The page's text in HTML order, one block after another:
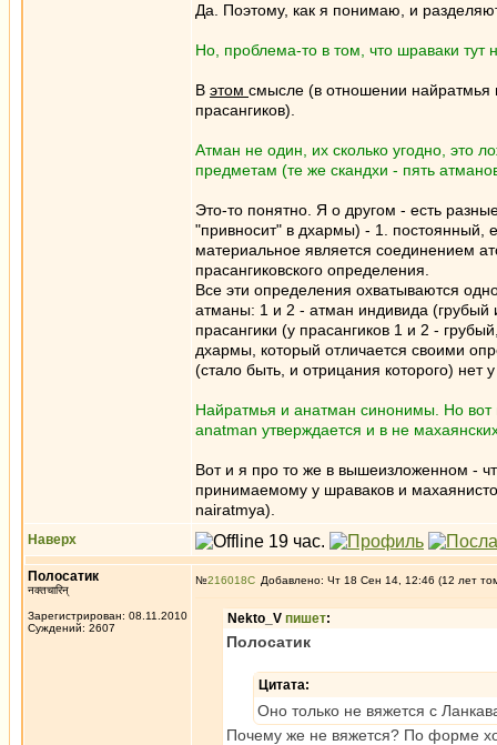
Да. Поэтому, как я понимаю, и
Но, проблема-то в том, что шраваки тут
В этом смысле (в отношении найратмья
прасангиков).
Атман не один, их сколько угодно, это
предметам (те же скандхи - пять
Это-то понятно. Я о другом - есть
"привносит" в дхармы) - 1. постоянный,
материальное является соединением
прасангиковского определения.
Все эти определения охватываются
атманы: 1 и 2 - атман индивида (грубый
прасангики (у прасангиков 1 и 2 -
дхармы, который отличается своими
(стало быть, и отрицания которого) нет
Найратмья и анатман синонимы. Но вот
anatman утверждается и в не
Вот и я про то же в вышеизложенном -
принимаемому у шраваков и
nairatmya).
Наверх
Полосатик
नक्तचारिन्
Зарегистрирован: 08.11.2010
Суждений: 2607
№216018 Добавлено: Чт 18 Сен 14, 12:46 (12 лет
Nekto_V пишет:
Полосатик
Цитата:
Оно только не вяжется с
Почему же не вяжется? По форме